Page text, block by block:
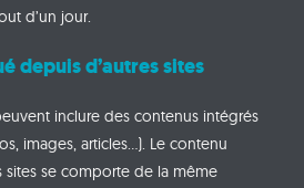
d’un jour.
depuis d’autres sites
inclure des contenus intégrés
images, articles…). Le contenu
sites se comporte de la même